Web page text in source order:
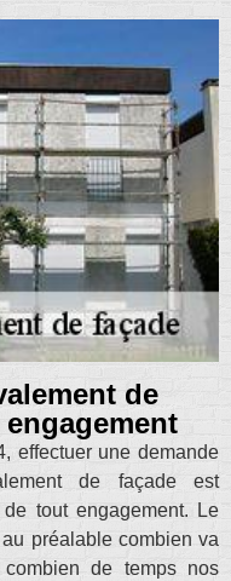
de
effectuer une demande
de façade est
tout engagement. Le
préalable combien va
de temps nos